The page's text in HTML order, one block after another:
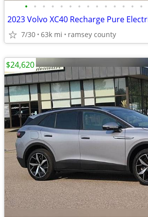
• • • • • • • • • • • • • •
7/30 63k mi ramsey county
$24,620